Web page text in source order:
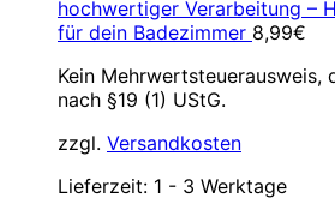
hochwertiger Verarbeitung –
für dein Badezimmer 8,99€
Kein Mehrwertsteuerausweis,
nach §19 (1) UStG.
zzgl. Versandkosten
Lieferzeit: 1 - 3 Werktage